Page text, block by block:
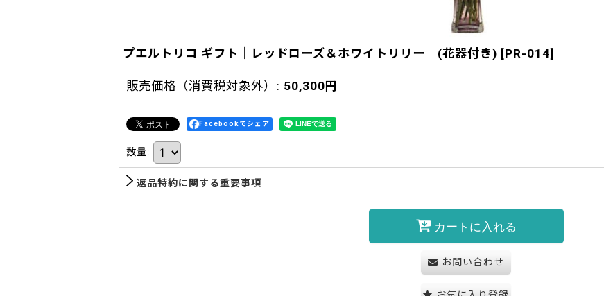
プエルトリコ ギフト｜レッドローズ＆ホワイトリリー (花器付き) [PR-014]
販売価格（消費税対象外） : 50,300 円
Facebookでシェア
数量:
返品特約に関する重要事項
カートに入れる
お問い合わせ